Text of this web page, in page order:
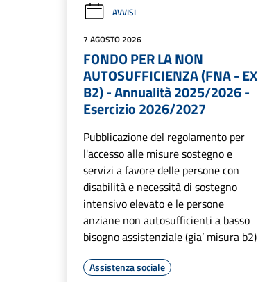
AVVISI
7 AGOSTO 2026
FONDO PER LA NON
AUTOSUFFICIENZA (FNA - EX
B2) - Annualità 2025/2026 -
Esercizio 2026/2027
Pubblicazione del regolamento per
l'accesso alle misure sostegno e
servizi a favore delle persone con
disabilità e necessità di sostegno
intensivo elevato e le persone
anziane non autosufficienti a basso
bisogno assistenziale (gia’ misura b2)
Assistenza sociale